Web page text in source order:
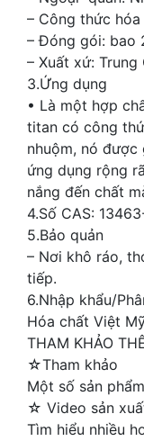
– Công thức hóa
– Đóng gói: bao
– Xuất xứ: Trung
3.Ứng dụng
• Là một hợp
titan có công
nhuộm, nó
ứng dụng rộng
nắng đến chất
4.Số CAS:
5.Bảo quản
– Nơi khô ráo,
tiếp.
6.Nhập khẩu/
Hóa chất Việt
THAM KHẢO
☆Tham khảo
Một số sản
☆ Video sản
Tìm hiểu nhiều